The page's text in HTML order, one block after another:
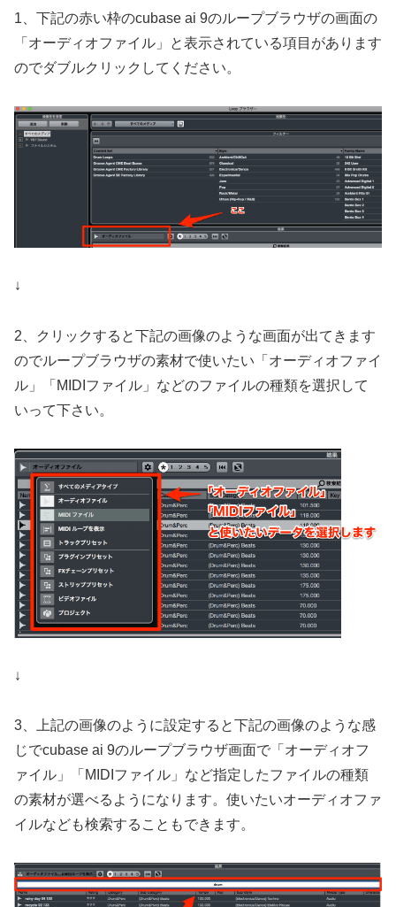
1、下記の赤い枠のcubase ai 9のループブラウザの画面の
「オーディオファイル」と表示されている項目があります
のでダブルクリックしてください。
↓
2、クリックすると下記の画像のような画面が出てきます
のでループブラウザの素材で使いたい「オーディオファイ
ル」「MIDIファイル」などのファイルの種類を選択して
いって下さい。
↓
3、上記の画像のように設定すると下記の画像のような感
じでcubase ai 9のループブラウザ画面で「オーディオフ
ァイル」「MIDIファイル」など指定したファイルの種類
の素材が選べるようになります。使いたいオーディオファ
イルなども検索することもできます。